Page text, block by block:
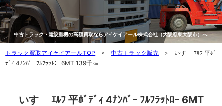
中古トラック・建設重機の高額買取ならアイケイアール株式会社（大阪府東大阪市）へ
トラック買取アイケイアールTOP >中古トラック販売 > いすゞ ｴﾙﾌ 平ﾎﾞ
ﾃﾞｨ 4ﾅﾝﾊﾞｰ ﾌﾙﾌﾗｯﾄﾛｰ 6MT 139千㎞
いすゞ ｴﾙﾌ 平ﾎﾞﾃﾞｨ 4ﾅﾝﾊﾞｰ ﾌﾙﾌﾗｯﾄﾛｰ 6MT